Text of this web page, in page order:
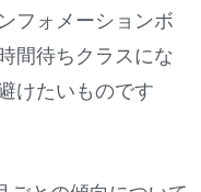
フォメーションボ
間待ちクラスにな
けたいものです